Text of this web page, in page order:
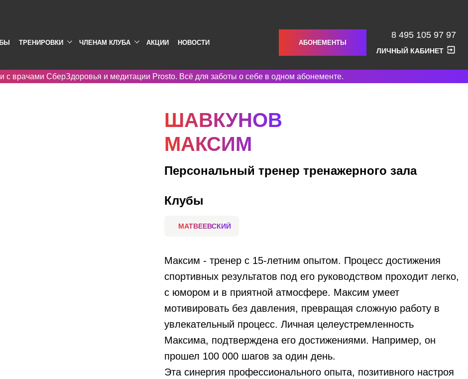
ТРЕНИРОВКИ ЧЛЕНАМ КЛУБА АКЦИИ НОВОСТИ АБОНЕМЕНТЫ
8 495 105 97 97
ЛИЧНЫЙ КАБИНЕТ
с врачами СберЗдоровья и медитации Prosto. Всё для заботы о себе в одном абонементе.
ШАВКУНОВ
МАКСИМ
Персональный тренер тренажерного зала
Клубы
МАТВЕЕВСКИЙ
Максим - тренер с 15-летним опытом. Процесс достижения
спортивных результатов под его руководством проходит легко,
с юмором и в приятной атмосфере. Максим умеет
мотивировать без давления, превращая сложную работу в
увлекательный процесс. Личная целеустремленность
Максима, подтверждена его достижениями. Например, он
прошел 100 000 шагов за один день.
Эта синергия профессионального опыта, позитивного настроя